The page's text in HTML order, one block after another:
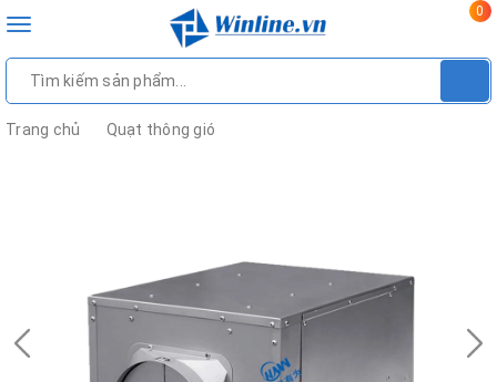
Toggle
0
Trang chủ Quạt thông gió